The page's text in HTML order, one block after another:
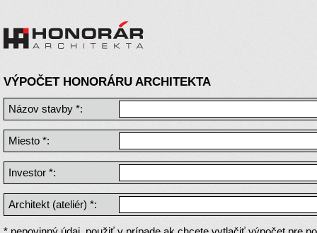
VÝPOČET HONORÁRU ARCHITEKTA
Názov stavby *:
Miesto *:
Investor *:
Architekt (ateliér) *: